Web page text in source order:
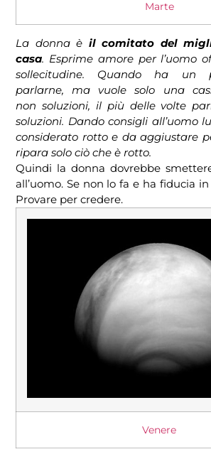
Marte
La donna è il comitato del
casa. Esprime amore per l’uomo
sollecitudine. Quando ha un
parlarne, ma vuole solo una
non soluzioni, il più delle volte
soluzioni. Dando consigli all’uomo
considerato rotto e da aggiustare
ripara solo ciò che è rotto.
Quindi la donna dovrebbe
all’uomo. Se non lo fa e ha fiducia
Provare per credere.
Venere